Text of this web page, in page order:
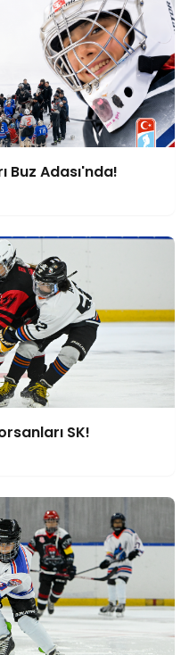
Buz Adası'nda!
SK!